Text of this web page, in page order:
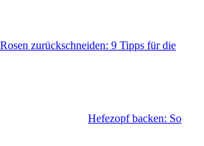
Rosen zurückschneiden: 9 Tipps für die
Hefezopf backen: So